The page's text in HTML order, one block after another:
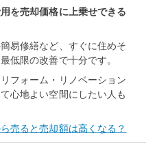
を売却価格に上乗せできる
易修繕など、すぐに住めそ
低限の改善で十分です。
フォーム・リノベーション
心地よい空間にしたい人も
売ると売却額は高くなる？